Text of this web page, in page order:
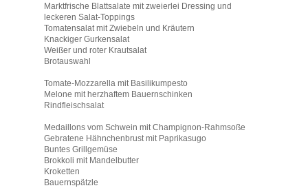
Marktfrische Blattsalate mit zweierlei Dressing und
leckeren Salat-Toppings
Tomatensalat mit Zwiebeln und Kräutern
Knackiger Gurkensalat
Weißer und roter Krautsalat
Brotauswahl
Tomate-Mozzarella mit Basilikumpesto
Melone mit herzhaftem Bauernschinken
Rindfleischsalat
Medaillons vom Schwein mit Champignon-Rahmsoße
Gebratene Hähnchenbrust mit Paprikasugo
Buntes Grillgemüse
Brokkoli mit Mandelbutter
Kroketten
Bauernspätzle